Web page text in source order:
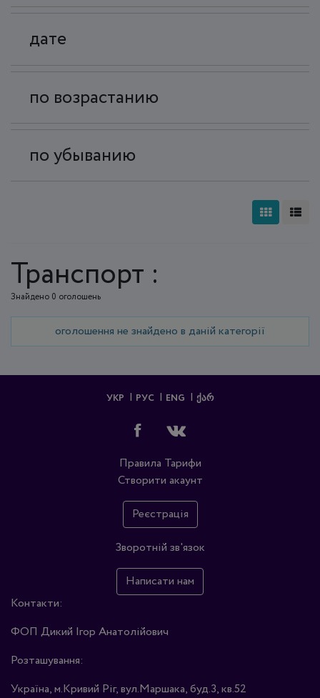
дате
по возрастанию
по убыванию
Транспорт :
Знайдено 0 оголошень
оголошення не знайдено в даній категорії
УКР РУС ENG ᲥᲐᲠ
Правила Тарифи
Створити акаунт
Реєстрація
Зворотній зв'язок
Написати нам
Контакти:
ФОП Дикий Ігор Анатолійович
Розташування:
Україна, м.Кривий Ріг, вул.Маршака, буд.3, кв.52